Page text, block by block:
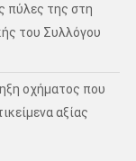
πύλες της στη
του Συλλόγου
οχήματος που
αξίας